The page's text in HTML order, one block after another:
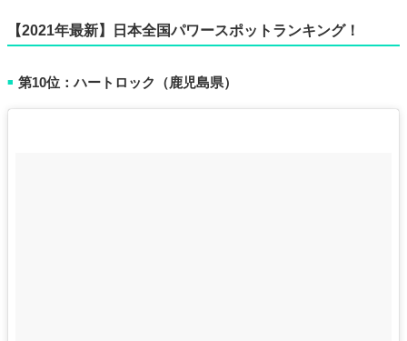
【2021年最新】日本全国パワースポットランキング！
■ 第10位：ハートロック（鹿児島県）